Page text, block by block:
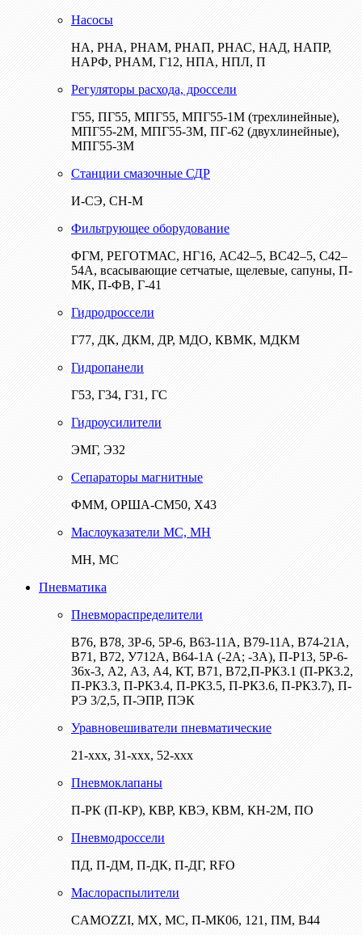
Насосы
НА, РНА, РНАМ, РНАП, РНАС, НАД, НАПР,
НАРФ, РНАМ, Г12, НПА, НПЛ, П
Регуляторы расхода, дроссели
Г55, ПГ55, МПГ55, МПГ55-1М (трехлинейные),
МПГ55-2М, МПГ55-3М, ПГ-62 (двухлинейные),
МПГ55-3М
Станции смазочные СДР
И-СЭ, СН-М
Фильтрующее оборудование
ФГМ, РЕГОТМАС, НГ16, АС42–5, ВС42–5, С42–
54А, всасывающие сетчатые, щелевые, сапуны, П-
МК, П-ФВ, Г-41
Гидродроссели
Г77, ДК, ДКМ, ДР, МДО, КВМК, МДКМ
Гидропанели
Г53, Г34, Г31, ГС
Гидроусилители
ЭМГ, Э32
Сепараторы магнитные
ФММ, ОРША-СМ50, Х43
Маслоуказатели МС, МН
МН, МС
Пневматика
Пневмораспределители
В76, В78, 3Р-6, 5Р-6, В63-11А, В79-11А, В74-21А,
В71, В72, У712А, В64-1А (-2А; -3А), П-Р13, 5Р-6-
36х-3, А2, А3, А4, КТ, В71, В72,П-РК3.1 (П-РК3.2,
П-РК3.3, П-РК3.4, П-РК3.5, П-РК3.6, П-РК3.7), П-
РЭ 3/2,5, П-ЭПР, ПЭК
Уравновешиватели пневматические
21-ххх, 31-ххх, 52-ххх
Пневмоклапаны
П-РК (П-КР), КВР, КВЭ, КВМ, КН-2М, ПО
Пневмодроссели
ПД, П-ДМ, П-ДК, П-ДГ, RFO
Маслораспылители
CAMOZZI, МХ, МС, П-МК06, 121, ПМ, В44